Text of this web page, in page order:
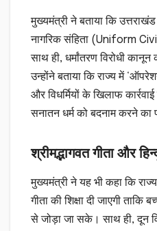
मुख्यमंत्री ने बताया कि
नागरिक संहिता (Uniform
साथ ही, धर्मांतरण विरोधी
उन्होंने बताया कि राज्य में
और विधर्मियों के खिलाफ
सनातन धर्म को बदनाम करने
श्रीमद्भागवत गीता और
मुख्यमंत्री ने यह भी कहा कि राज्य
गीता की शिक्षा दी जाएगी ताकि
से जोड़ा जा सके। साथ ही, दून